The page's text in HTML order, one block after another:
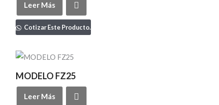
Leer Más
Cotizar Este Producto.
MODELO FZ25
Leer Más